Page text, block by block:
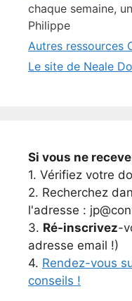
chaque semaine,
Philippe
Autres ressources
Le site de Neale
Si vous ne
1. Vérifiez votre
2. Recherchez
l'adresse :
3. Ré-inscrivez-
adresse email !)
4. Rendez-vous
conseils !